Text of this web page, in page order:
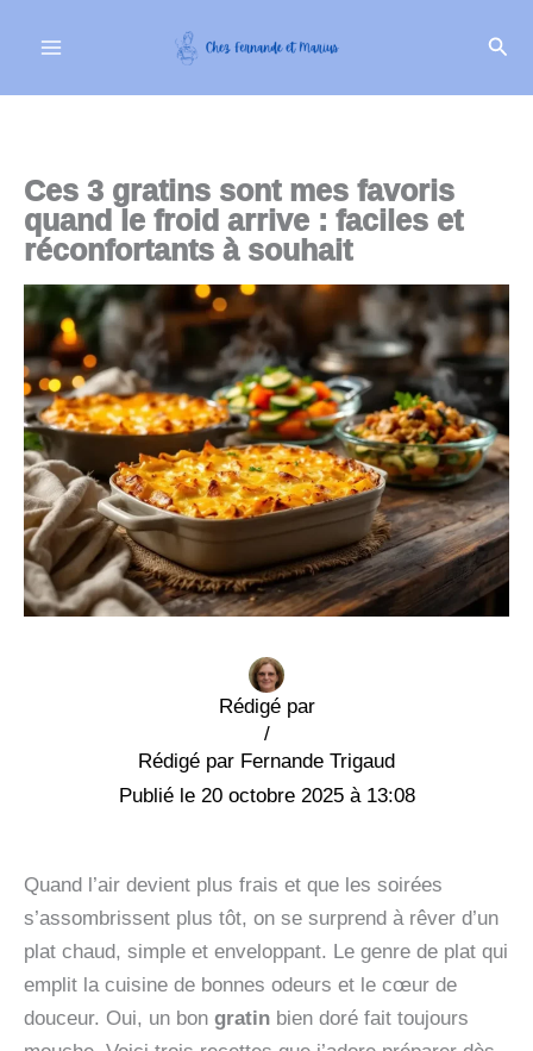
Ces 3 gratins sont mes favoris
quand le froid arrive : faciles et
réconfortants à souhait
Rédigé par
Fernande Trigaud
/
20 octobre 2025 à 13:08
Quand l’air devient plus frais et que les soirées
s’assombrissent plus tôt, on se surprend à rêver d’un
plat chaud, simple et enveloppant. Le genre de plat qui
emplit la cuisine de bonnes odeurs et le cœur de
douceur. Oui, un bon gratin bien doré fait toujours